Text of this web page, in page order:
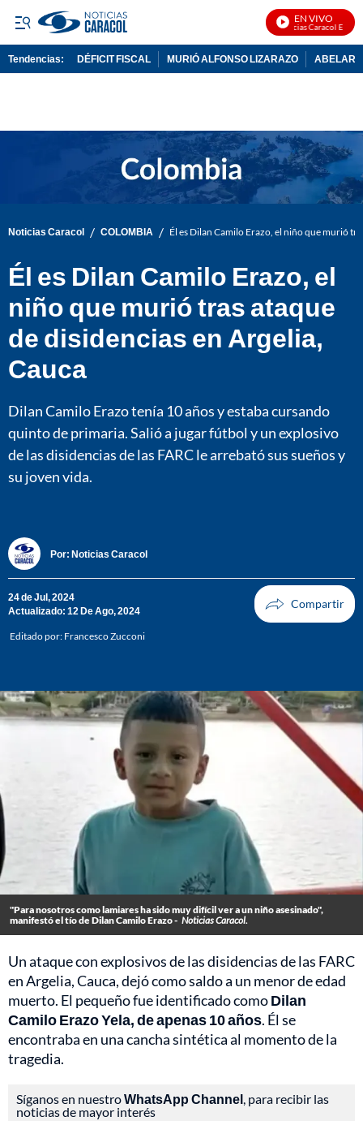
EN VIVO
Noticias Caracol En Vivo
Tendencias: DÉFICIT FISCAL MURIÓ ALFONSO LIZARAZO
Noticias Caracol / COLOMBIA / Él es Dilan Camilo Erazo, el niño que murió
Él es Dilan Camilo Erazo, el
niño que murió tras ataque
de disidencias en Argelia,
Cauca
Dilan Camilo Erazo tenía 10 años y estaba cursando
quinto de primaria. Salió a jugar fútbol y un explosivo
de las disidencias de las FARC le arrebató sus sueños y
su joven vida.
Por: Noticias Caracol
24 de Jul, 2024
Actualizado: 12 De Ago, 2024
Editado por: Francesco Zucconi
"Para nosotros como lamiares ha sido muy difícil ver a un niño asesinado",
manifestó el tío de Dilan Camilo Erazo - Noticias Caracol.
Un ataque con explosivos de las disidencias de las FARC
en Argelia, Cauca, dejó como saldo a un menor de edad
muerto. El pequeño fue identificado comoDilan
Camilo Erazo Yela, de apenas 10 años. Él se
encontraba en una cancha sintética al momento de la
tragedia.
Síganos en nuestroWhatsApp Channel, para recibir las
noticias de mayor interés